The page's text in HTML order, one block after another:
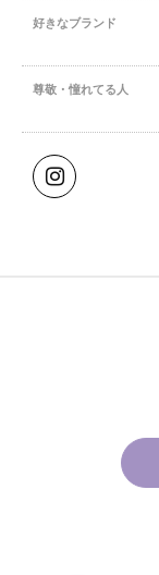
好きなブランド
尊敬・憧れてる人